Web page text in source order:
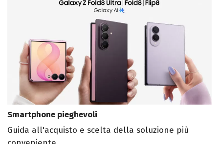
Smartphone pieghevoli
Guida all'acquisto e scelta della soluzione più